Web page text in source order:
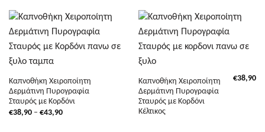
Καπνοθήκη Χειροποίητη
Δερμάτινη Πυρογραφία
Σταυρός με Κορδόνι
€38,90 – €43,90Price
Καπνοθήκη Χειροποίητη
Δερμάτινη Πυρογραφία
Σταυρός με Κορδόνι
Κέλτικος
€38,90